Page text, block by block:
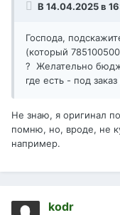
В 14.04.2025 в
Господа,
(который
? Желательно
где есть - под
Не знаю, я оригинал
помню, но, вроде, не
например.
kodr